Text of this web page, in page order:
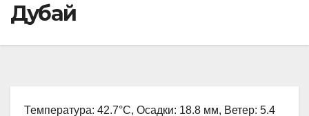
Дубай
Температура: 42.7°C, Осадки: 18.8 мм, Ветер: 5.4